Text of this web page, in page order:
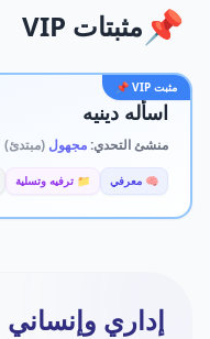
📌 مثبتات VIP
مثبت VIP 📌
اسأله دينيه
منشئ التحدي:مجهول (مبتدئ)
🧠 معرفي 📁 ترفيه وتسلية
إداري وإنساني